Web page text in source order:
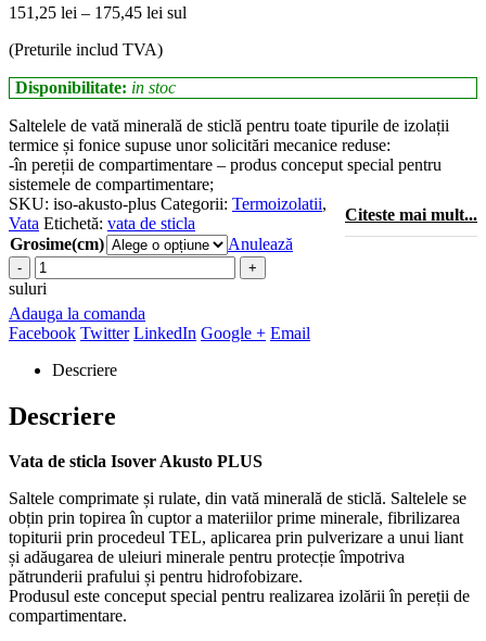
151,25 lei – 175,45 lei Interval
prețuri:
până
175,45 lei
sul
(Preturile includ TVA)
Disponibilitate: in stoc
Saltelele de vată minerală de sticlă pentru toate tipurile de izolații
termice și fonice supuse unor solicitări mecanice reduse:
-în pereții de compartimentare – produs conceput special pentru
sistemele de compartimentare;
Citeste mai mult...
SKU: iso-akusto-plus Categorii: Termoizolatii,
Vata Etichetă: vata de sticla
Grosime(cm)
Anulează
suluri
Adauga la comanda
Facebook Twitter LinkedIn Google + Email
Descriere
Descriere
Vata de sticla Isover Akusto PLUS
Saltele comprimate și rulate, din vată minerală de sticlă. Saltelele se
obțin prin topirea în cuptor a materiilor prime minerale, fibrilizarea
topiturii prin procedeul TEL, aplicarea prin pulverizare a unui liant
și adăugarea de uleiuri minerale pentru protecție împotriva
pătrunderii prafului și pentru hidrofobizare.
Produsul este conceput special pentru realizarea izolării în pereții de
compartimentare.